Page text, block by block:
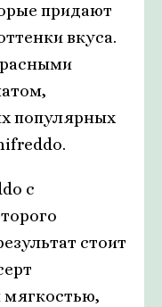
придают
вкуса.
популярных
с
стоит
мягкостью,